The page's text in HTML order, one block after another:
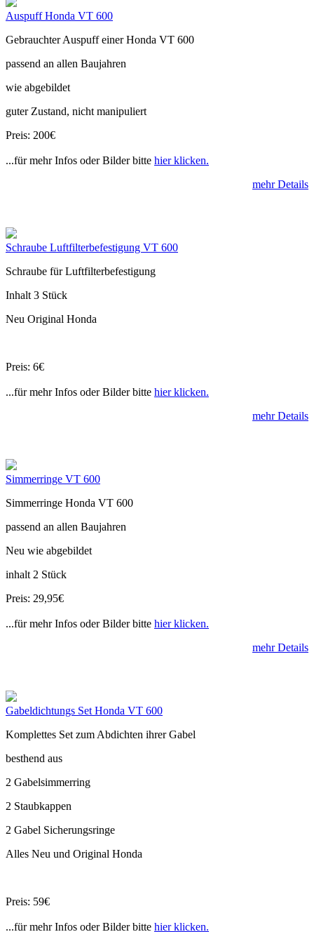
Auspuff Honda VT 600
Gebrauchter Auspuff einer Honda VT 600
passend an allen Baujahren
wie abgebildet
guter Zustand, nicht manipuliert
Preis: 200€
...für mehr Infos oder Bilder bitte hier klicken.
mehr Details
Schraube Luftfilterbefestigung VT 600
Schraube für Luftfilterbefestigung
Inhalt 3 Stück
Neu Original Honda
Preis: 6€
...für mehr Infos oder Bilder bitte hier klicken.
mehr Details
Simmerringe VT 600
Simmerringe Honda VT 600
passend an allen Baujahren
Neu wie abgebildet
inhalt 2 Stück
Preis: 29,95€
...für mehr Infos oder Bilder bitte hier klicken.
mehr Details
Gabeldichtungs Set Honda VT 600
Komplettes Set zum Abdichten ihrer Gabel
besthend aus
2 Gabelsimmerring
2 Staubkappen
2 Gabel Sicherungsringe
Alles Neu und Original Honda
Preis: 59€
...für mehr Infos oder Bilder bitte hier klicken.